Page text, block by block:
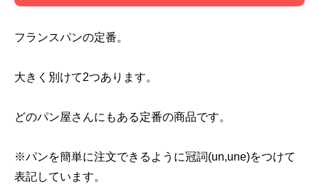
フランスパンの定番。
大きく別けて2つあります。
どのパン屋さんにもある定番の商品です。
※パンを簡単に注文できるように冠詞(un,une)をつけて
表記しています。